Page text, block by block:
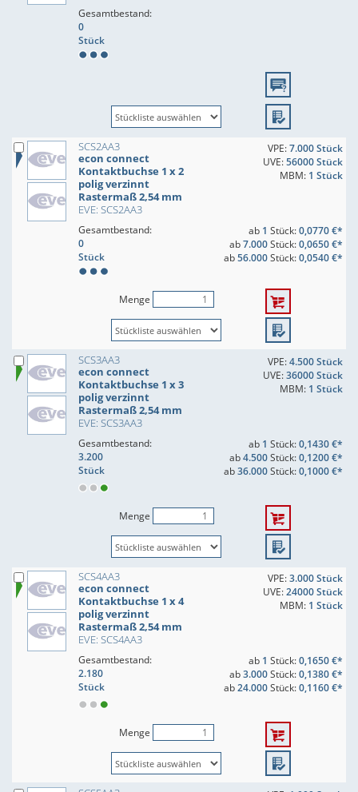
Gesamtbestand:
0
Stück
SCS2AA3
econ connect
Kontaktbuchse 1 x 2
polig verzinnt
Rastermaß 2,54 mm
EVE: SCS2AA3
VPE:7.000 Stück
UVE:56000 Stück
MBM: 1 Stück
Gesamtbestand:
0
Stück
ab 1 Stück:0,0770 €*
ab7.000Stück:0,0650 €*
ab56.000Stück:0,0540 €*
Menge
SCS3AA3
econ connect
Kontaktbuchse 1 x 3
polig verzinnt
Rastermaß 2,54 mm
EVE: SCS3AA3
VPE:4.500 Stück
UVE:36000 Stück
MBM: 1 Stück
Gesamtbestand:
3.200
Stück
ab 1 Stück:0,1430 €*
ab4.500Stück:0,1200 €*
ab36.000Stück:0,1000 €*
Menge
SCS4AA3
econ connect
Kontaktbuchse 1 x 4
polig verzinnt
Rastermaß 2,54 mm
EVE: SCS4AA3
VPE:3.000 Stück
UVE:24000 Stück
MBM: 1 Stück
Gesamtbestand:
2.180
Stück
ab 1 Stück:0,1650 €*
ab3.000Stück:0,1380 €*
ab24.000Stück:0,1160 €*
Menge